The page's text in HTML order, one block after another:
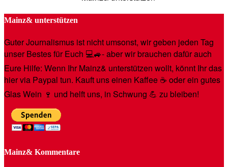
Mainz& unterstützen
Guter Journalismus ist nicht umsonst, wir geben jeden Tag
unser Bestes für Euch 💻🚙- aber wir brauchen dafür auch
Eure Hilfe: Wenn Ihr Mainz& unterstützen wollt, könnt Ihr das
hier via Paypal tun. Kauft uns einen Kaffee ☕️ oder ein gutes
Glas Wein 🍷 und helft uns, in Schwung 💪 zu bleiben!
Mainz& Kommentare